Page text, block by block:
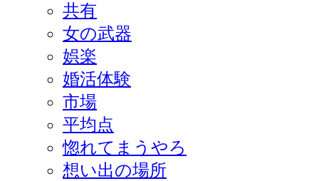
共有
女の武器
娯楽
婚活体験
市場
平均点
惚れてまうやろ
想い出の場所